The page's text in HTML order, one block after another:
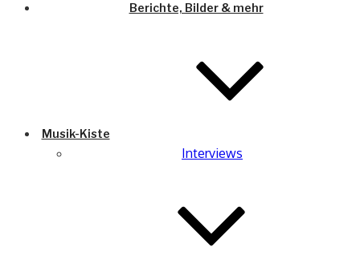
Berichte, Bilder & mehr
Musik-Kiste
Interviews